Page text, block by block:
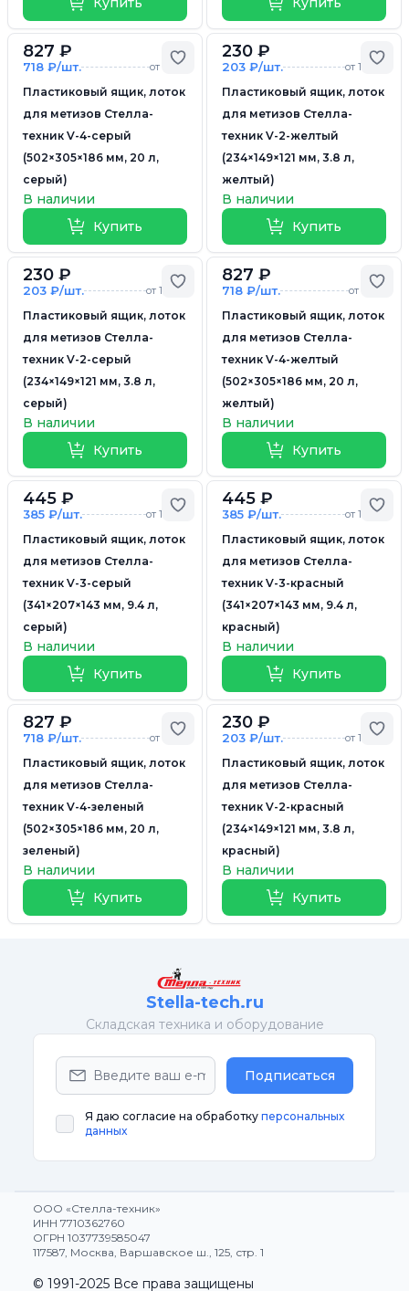
Добавить в избранное
827 ₽
718 ₽/шт. от 5 шт.
Пластиковый ящик, лоток
для метизов Стелла-
техник V-4-серый
(502×305×186 мм, 20 л,
серый)
В наличии
Купить
230 ₽
203 ₽/шт. от 10 шт.
Пластиковый ящик, лоток
для метизов Стелла-
техник V-2-желтый
(234×149×121 мм, 3.8 л,
желтый)
В наличии
Купить
Добавить в избранное
230 ₽
203 ₽/шт. от 10 шт.
Пластиковый ящик, лоток
для метизов Стелла-
техник V-2-серый
(234×149×121 мм, 3.8 л,
серый)
В наличии
Купить
827 ₽
718 ₽/шт. от 5 шт.
Пластиковый ящик, лоток
для метизов Стелла-
техник V-4-желтый
(502×305×186 мм, 20 л,
желтый)
В наличии
Купить
Добавить в избранное
445 ₽
385 ₽/шт. от 10 шт.
Пластиковый ящик, лоток
для метизов Стелла-
техник V-3-серый
(341×207×143 мм, 9.4 л,
серый)
В наличии
Купить
445 ₽
385 ₽/шт. от 10 шт.
Пластиковый ящик, лоток
для метизов Стелла-
техник V-3-красный
(341×207×143 мм, 9.4 л,
красный)
В наличии
Купить
Добавить в избранное
827 ₽
718 ₽/шт. от 5 шт.
Пластиковый ящик, лоток
для метизов Стелла-
техник V-4-зеленый
(502×305×186 мм, 20 л,
зеленый)
В наличии
Купить
230 ₽
203 ₽/шт. от 10 шт.
Пластиковый ящик, лоток
для метизов Стелла-
техник V-2-красный
(234×149×121 мм, 3.8 л,
красный)
В наличии
Купить
Stella-tech.ru
Cкладская техника и оборудование
Подписаться
Я даю согласие на обработку персональных
данных
ООО «Стелла-техник»
ИНН 7710362760
ОГРН 1037739585047
117587, Москва, Варшавское ш., 125, стр. 1
© 1991-2025 Все права защищены